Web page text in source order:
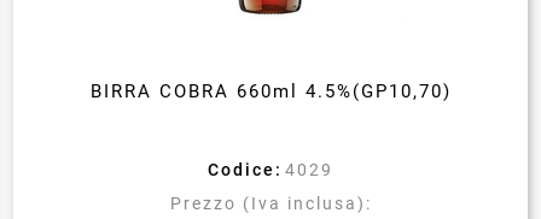
BIRRA COBRA 660ml 4.5%(GP10,70)
Codice: 4029
Prezzo (Iva inclusa):